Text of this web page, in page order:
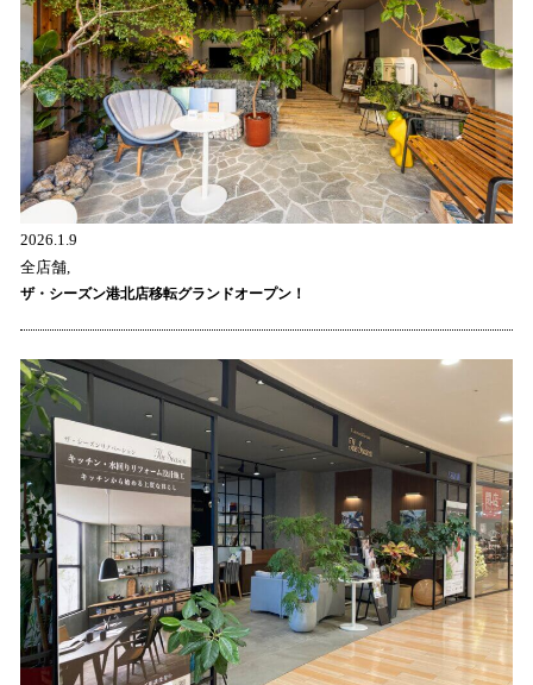
2026.1.9
全店舗,
ザ・シーズン港北店移転グランドオープン！